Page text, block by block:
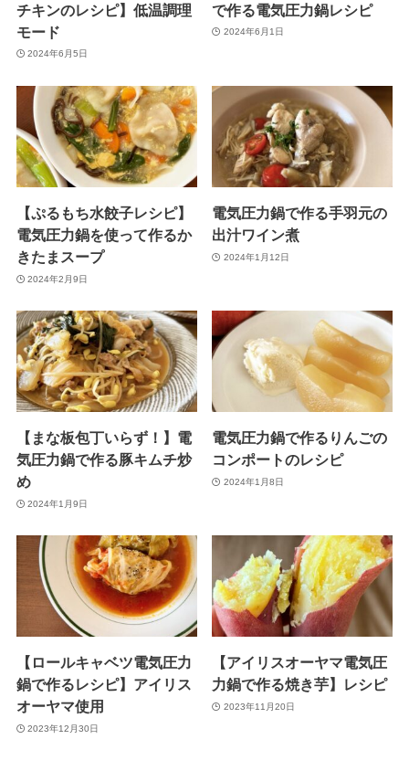
チキンのレシピ】低温調理
モード
2024年6月5日
で作る電気圧力鍋レシピ
2024年6月1日
【ぷるもち水餃子レシピ】
電気圧力鍋を使って作るか
きたまスープ
2024年2月9日
電気圧力鍋で作る手羽元の
出汁ワイン煮
2024年1月12日
【まな板包丁いらず！】電
気圧力鍋で作る豚キムチ炒
め
2024年1月9日
電気圧力鍋で作るりんごの
コンポートのレシピ
2024年1月8日
【ロールキャベツ電気圧力
鍋で作るレシピ】アイリス
オーヤマ使用
2023年12月30日
【アイリスオーヤマ電気圧
力鍋で作る焼き芋】レシピ
2023年11月20日